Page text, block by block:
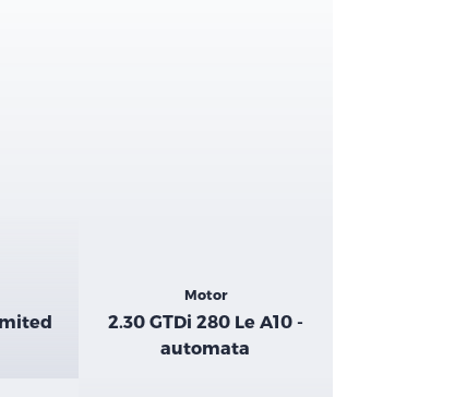
Motor
2.30 GTDi 280 Le A10 -
automata